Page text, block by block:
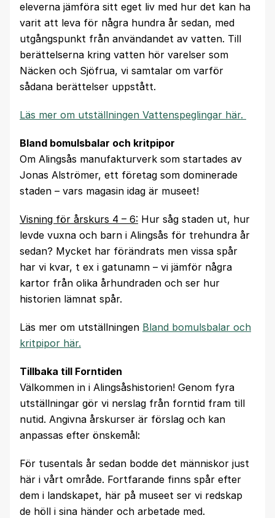
eleverna jämföra sitt eget liv med hur det kan ha
varit att leva för några hundra år sedan, med
utgångspunkt från användandet av vatten. Till
berättelserna kring vatten hör varelser som
Näcken och Sjöfrua, vi samtalar om varför
sådana berättelser uppstått.
Läs mer om utställningen Vattenspeglingar här.
Bland bomulsbalar och kritpipor
Om Alingsås manufakturverk som startades av
Jonas Alströmer, ett företag som dominerade
staden – vars magasin idag är museet!
Visning för årskurs 4 – 6: Hur såg staden ut, hur
levde vuxna och barn i Alingsås för trehundra år
sedan? Mycket har förändrats men vissa spår
har vi kvar, t ex i gatunamn – vi jämför några
kartor från olika århundraden och ser hur
historien lämnat spår.
Läs mer om utställningen Bland bomulsbalar och
kritpipor här.
Tillbaka till Forntiden
Välkommen in i Alingsåshistorien! Genom fyra
utställningar gör vi nerslag från forntid fram till
nutid. Angivna årskurser är förslag och kan
anpassas efter önskemål:
För tusentals år sedan bodde det människor just
här i vårt område. Fortfarande finns spår efter
dem i landskapet, här på museet ser vi redskap
de höll i sina händer och arbetade med.